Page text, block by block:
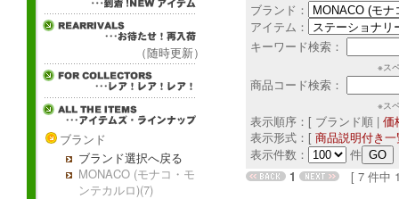
（随時更新）
ブランド
ブランド選択へ戻る
MONACO (モナコ・モ
ンテカルロ)(7)
ブランド：
アイテム：
キーワード検索：
※ス
商品コード検索：
※ス
表示順序：[ ブランド順 | 価
表示形式：[ 商品説明付き
表示件数：
件
1
[ 7 件中